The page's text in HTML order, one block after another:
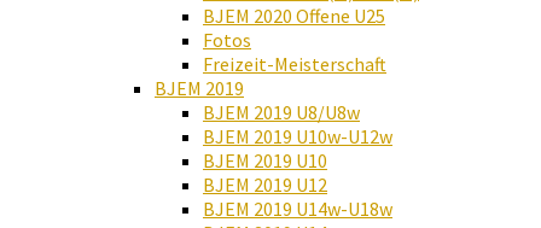
BJEM 2020 Offene U25
Fotos
Freizeit-Meisterschaft
BJEM 2019
BJEM 2019 U8/U8w
BJEM 2019 U10w-U12w
BJEM 2019 U10
BJEM 2019 U12
BJEM 2019 U14w-U18w